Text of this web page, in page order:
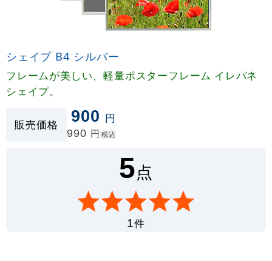
シェイプ B4 シルバー
フレームが美しい、軽量ポスターフレーム イレパネ
シェイプ。
販売価格 900 円
990 円 税込
5点
1件